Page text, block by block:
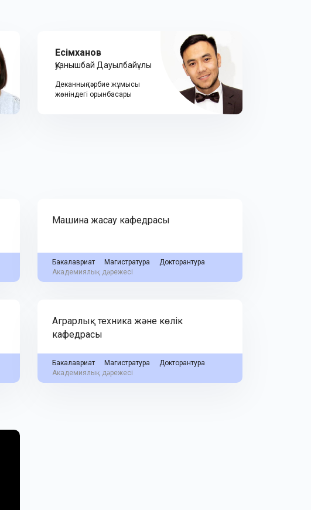
Есімханов
Қуанышбай Дауылбайұлы
Деканның тәрбие жұмысы
жөніндегі орынбасары
Машина жасау кафедрасы
Бакалавриат Магистратура
Докторантура
Академиялық дәрежесі
Аграрлық техника және көлік
кафедрасы
Бакалавриат Магистратура
Докторантура
Академиялық дәрежесі